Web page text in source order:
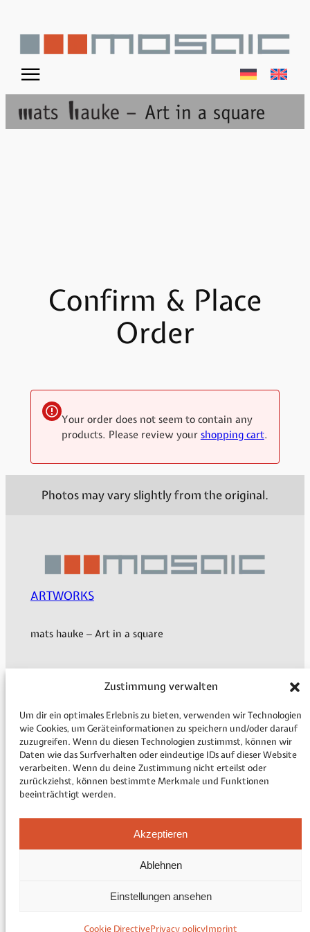
Zustimmung verwalten
Um dir ein optimales Erlebnis zu bieten, verwenden wir Technologien
wie Cookies, um Geräteinformationen zu speichern und/oder darauf
zuzugreifen. Wenn du diesen Technologien zustimmst, können wir
Daten wie das Surfverhalten oder eindeutige IDs auf dieser Website
verarbeiten. Wenn du deine Zustimmung nicht erteilst oder
zurückziehst, können bestimmte Merkmale und Funktionen
beeinträchtigt werden.
Akzeptieren
Ablehnen
Einstellungen ansehen
Cookie DirectivePrivacy policyImprint
content
☰
Confirm & Place
Order
Your order does not seem to contain any
products. Please review your shopping cart.
Photos may vary slightly from the original.
ARTWORKS
mats hauke – Art in a square
My Account
Shipping & Delivery
Payment methods
Revocation
Legal Information
Cookie Directive (EU)